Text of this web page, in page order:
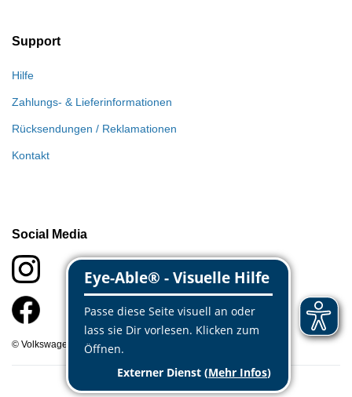
Support
Hilfe
Zahlungs- & Lieferinformationen
Rücksendungen / Reklamationen
Kontakt
Social Media
© Volkswagen Classic Parts 2026